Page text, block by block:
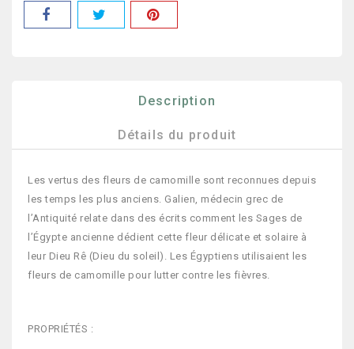
Description
Détails du produit
Les vertus des fleurs de camomille sont reconnues depuis
les temps les plus anciens. Galien, médecin grec de
l’Antiquité relate dans des écrits comment les Sages de
l’Égypte ancienne dédient cette fleur délicate et solaire à
leur Dieu Rê (Dieu du soleil). Les Égyptiens utilisaient les
fleurs de camomille pour lutter contre les fièvres.
PROPRIÉTÉS :